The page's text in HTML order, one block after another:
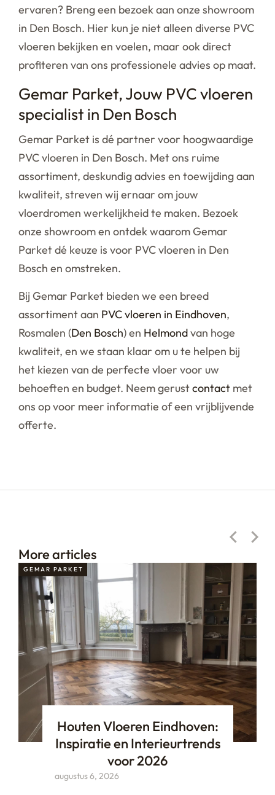
ervaren? Breng een bezoek aan onze showroom
in Den Bosch. Hier kun je niet alleen diverse PVC
vloeren bekijken en voelen, maar ook direct
profiteren van ons professionele advies op maat.
Gemar Parket, Jouw PVC vloeren
specialist in Den Bosch
Gemar Parket is dé partner voor hoogwaardige
PVC vloeren in Den Bosch. Met ons ruime
assortiment, deskundig advies en toewijding aan
kwaliteit, streven wij ernaar om jouw
vloerdromen werkelijkheid te maken. Bezoek
onze showroom en ontdek waarom Gemar
Parket dé keuze is voor PVC vloeren in Den
Bosch en omstreken.
Bij Gemar Parket bieden we een breed
assortiment aan PVC vloeren in Eindhoven,
Rosmalen (Den Bosch) en Helmondvan hoge
kwaliteit, en we staan klaar om u te helpen bij
het kiezen van de perfecte vloer voor uw
behoeften en budget. Neem gerustcontact met
ons op voor meer informatie of een vrijblijvende
offerte.
More articles
GEMAR PARKET
Houten Vloeren Eindhoven:
Inspiratie en Interieurtrends
voor 2026
augustus 6, 2026